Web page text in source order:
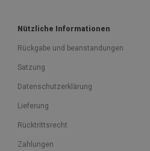
Nützliche Informationen
Rückgabe und beanstandungen
Satzung
Datenschutzerklärung
Lieferung
Rücktrittsrecht
Zahlungen